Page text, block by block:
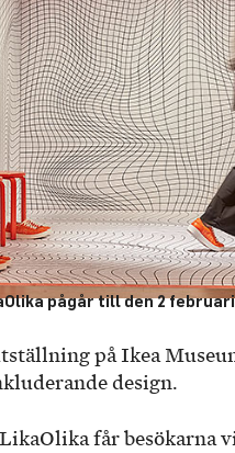
pågår till den 2 februari
på Ikea
design.
får besökarna